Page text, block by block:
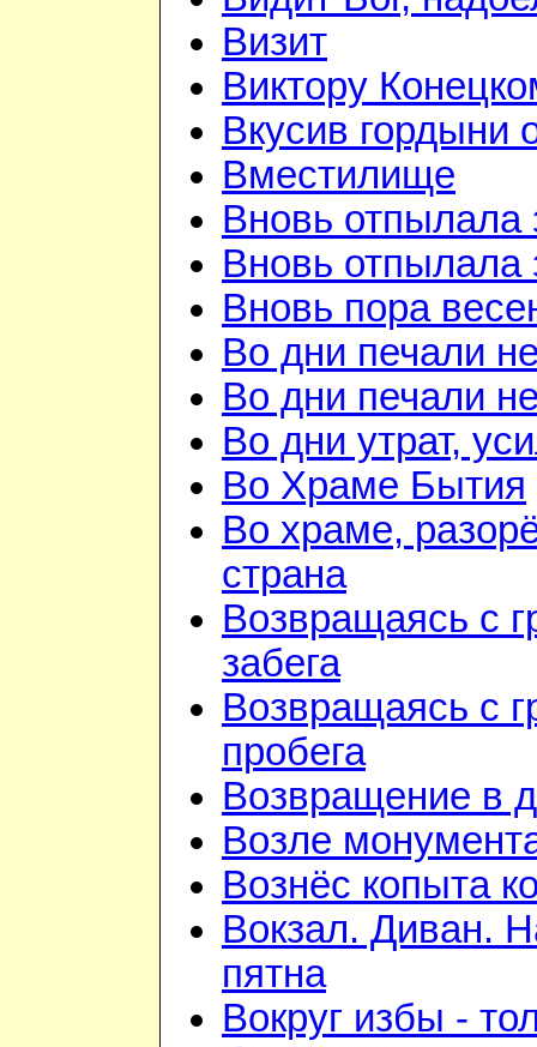
Визит
Виктору
Вкусив гордыни
Вместилище
Вновь отпылала
Вновь отпылала
Вновь пора
Во дни печали
Во дни печали
Во дни утрат,
Во Храме Бытия
Во храме,
страна
Возвращаясь с
забега
Возвращаясь с
пробега
Возвращение в
Возле
Вознёс копыта
Вокзал. Диван.
пятна
Вокруг избы -